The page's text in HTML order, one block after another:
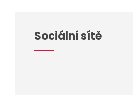
Sociální sítě